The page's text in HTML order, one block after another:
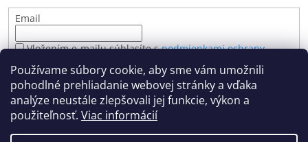
Používame súbory cookie, aby sme vám umožnili
pohodlné prehliadanie webovej stránky a vďaka
analýze neustále zlepšovali jej funkcie, výkon a
použiteľnosť. Viac informácií
Email
Vložením e-mailu súhlasíte spodmienkami ochrany
PRIHLÁSIŤ SA